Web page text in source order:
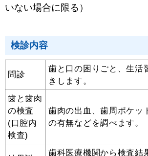
いない場合に限る）
検診内容
問診
歯と口の困りごと、生活
きします。
歯と歯肉
の検査
(口腔内
検査)
歯肉の出血、歯周ポケッ
の有無などを調べます。
歯科医療機関から検査結